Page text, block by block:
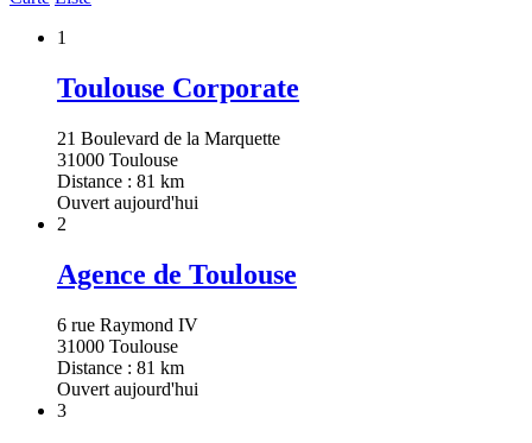
1
Toulouse Corporate
21 Boulevard de la Marquette
31000 Toulouse
Distance : 81 km
Ouvert aujourd'hui
2
Agence de Toulouse
6 rue Raymond IV
31000 Toulouse
Distance : 81 km
Ouvert aujourd'hui
3